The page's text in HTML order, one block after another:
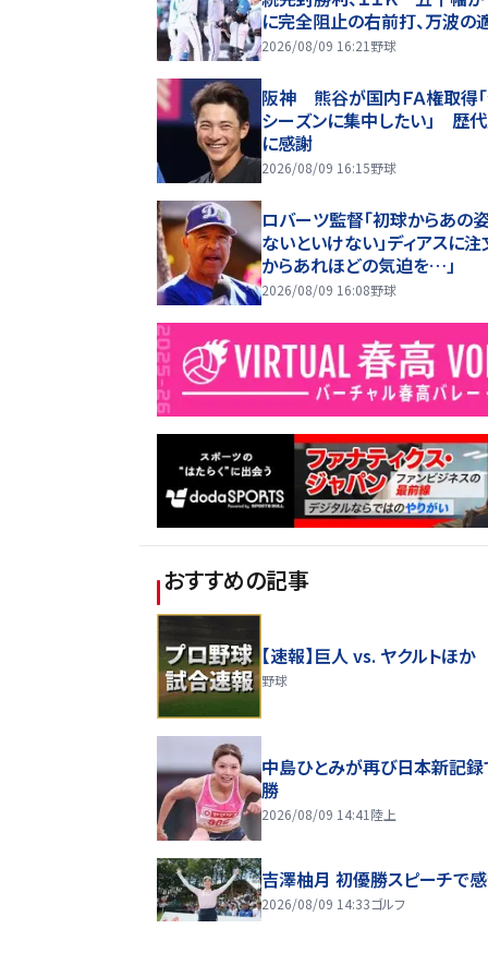
に完全阻止の右前打、万波の
内野安打で得点
2026/08/09 16:21 野球
阪神 熊谷が国内ＦＡ権取得
シーズンに集中したい」 歴
に感謝
2026/08/09 16:15野球
ロバーツ監督「初球からあの
ないといけない」ディアスに注
からあれほどの気迫を…」
2026/08/09 16:08野球
おすすめの記事
【速報】巨人 vs. ヤクルトほか
野球
中島ひとみが再び日本新記
勝
2026/08/09 14:41 陸上
吉澤柚月 初優勝スピーチで
2026/08/09 14:33ゴルフ